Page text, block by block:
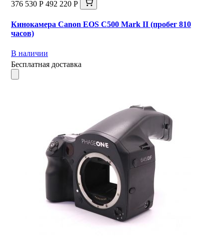
376 530 Р 492 220 Р
Кинокамера Canon EOS C500 Mark II (пробег 810
часов)
В наличии
Бесплатная доставка